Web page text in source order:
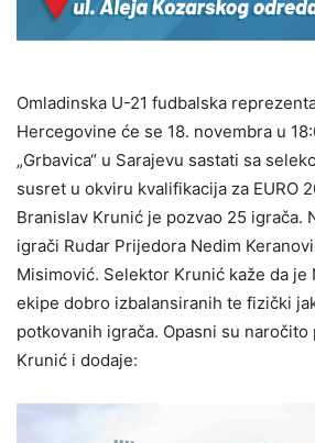
Omladinska U-21 fudbalska
Hercegovine će se 18. novembra u
„Grbavica“ u Sarajevu sastati sa
susret u okviru kvalifikacija za EURO
Branislav Krunić je pozvao 25 igrača.
igrači Rudar Prijedora Nedim
Misimović. Selektor Krunić kaže da je
ekipe dobro izbalansiranih te fizički
potkovanih igrača. Opasni su
Krunić i dodaje: